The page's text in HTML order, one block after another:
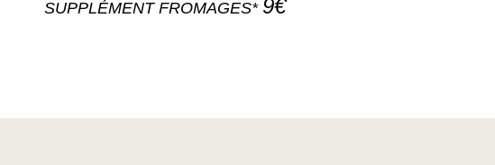
SUPPLÉMENT FROMAGES* 9€